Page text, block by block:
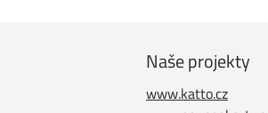
Naše projekty
www.katto.cz